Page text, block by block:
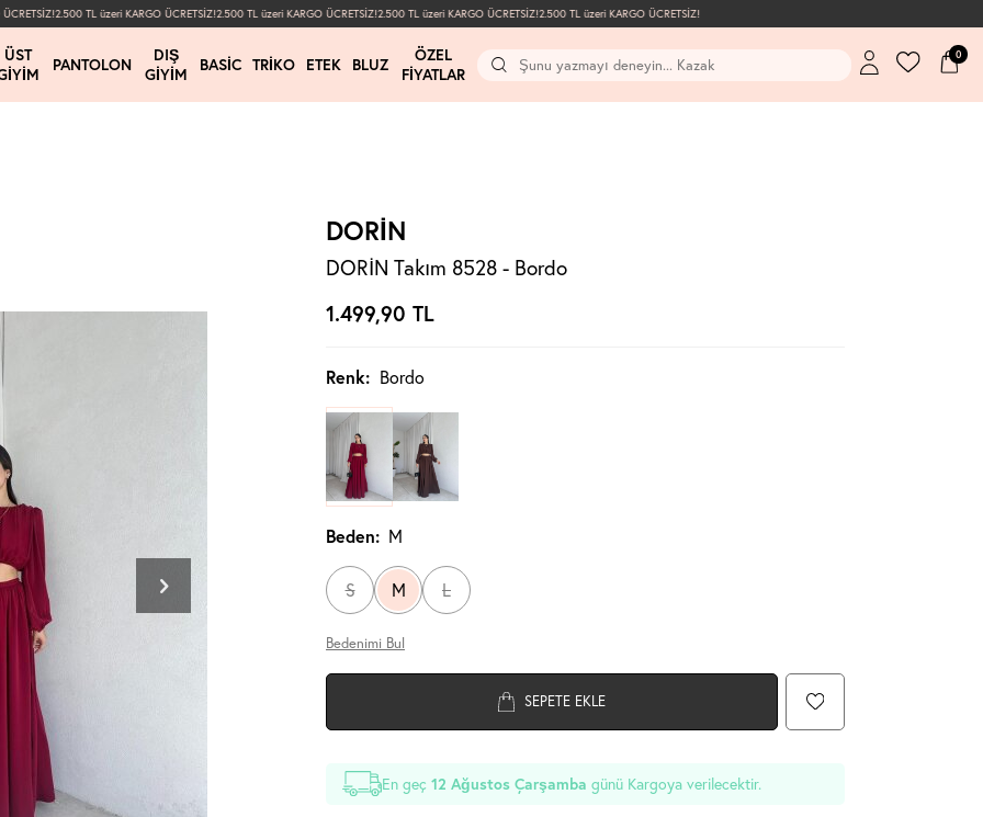
2.500 TL üzeri KARGO ÜCRETSİZ!2.500 TL üzeri KARGO ÜCRETSİZ!2.500 TL üzeri KARGO ÜCRETSİZ!2.500 TL üzeri KARGO ÜCRETSİZ!
ÜST
PANTOLON
DIŞ
GIYIM
BASIC TRIKO ETEK BLUZ
ÖZEL
FIYATLAR
0
DORİN
DORİN Takım 8528 - Bordo
1.499,90 TL
Renk: Bordo
Beden: M
S M L
Bedenimi Bul
SEPETE EKLE
En geç12 Ağustos Çarşamba günü Kargoya verilecektir.